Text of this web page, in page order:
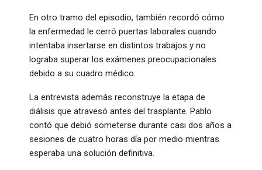
En otro tramo del episodio, también recordó cómo
la enfermedad le cerró puertas laborales cuando
intentaba insertarse en distintos trabajos y no
lograba superar los exámenes preocupacionales
debido a su cuadro médico.
La entrevista además reconstruye la etapa de
diálisis que atravesó antes del trasplante. Pablo
contó que debió someterse durante casi dos años a
sesiones de cuatro horas día por medio mientras
esperaba una solución definitiva.